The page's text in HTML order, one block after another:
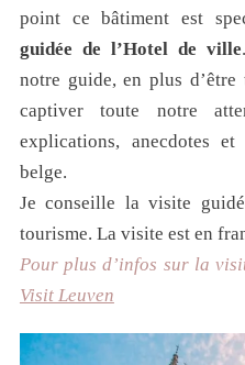
point ce bâtiment est
guidée de l’Hotel de ville
notre guide, en plus
captiver toute notre
explications, anecdotes
belge.
Je conseille la visite
tourisme. La visite est en
Pour plus d’infos sur la
Visit Leuven